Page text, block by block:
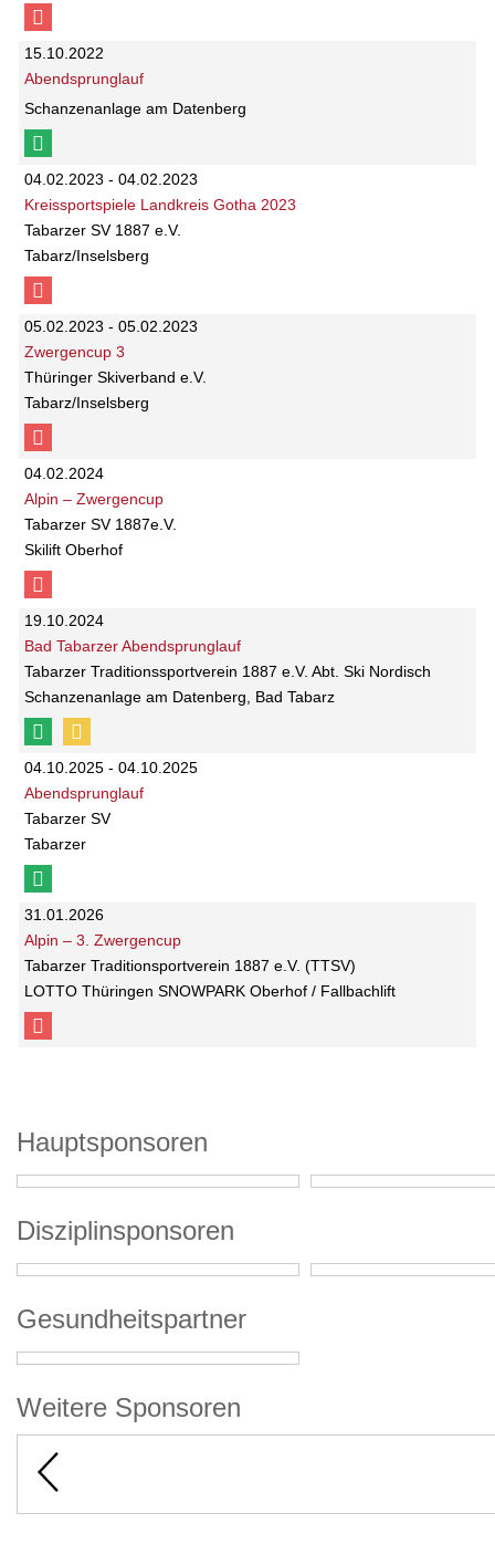
15.10.2022
Abendsprunglauf
Schanzenanlage am Datenberg
04.02.2023 - 04.02.2023
Kreissportspiele Landkreis Gotha 2023
Tabarzer SV 1887 e.V.
Tabarz/Inselsberg
05.02.2023 - 05.02.2023
Zwergencup 3
Thüringer Skiverband e.V.
Tabarz/Inselsberg
04.02.2024
Alpin – Zwergencup
Tabarzer SV 1887e.V.
Skilift Oberhof
19.10.2024
Bad Tabarzer Abendsprunglauf
Tabarzer Traditionssportverein 1887 e.V. Abt. Ski Nordisch
Schanzenanlage am Datenberg, Bad Tabarz
04.10.2025 - 04.10.2025
Abendsprunglauf
Tabarzer SV
Tabarzer
31.01.2026
Alpin – 3. Zwergencup
Tabarzer Traditionsportverein 1887 e.V. (TTSV)
LOTTO Thüringen SNOWPARK Oberhof / Fallbachlift
Hauptsponsoren
Disziplinsponsoren
Gesundheitspartner
Weitere Sponsoren